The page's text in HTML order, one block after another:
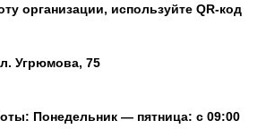
организации, используйте QR-код
Угрюмова, 75
Понедельник — пятница: с 09:00